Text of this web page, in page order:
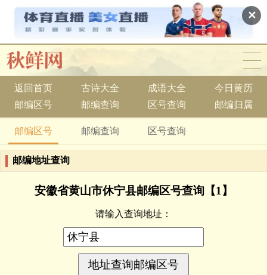
✕
返回首页 古诗大全 成语大全
今日黄历
邮编区号
邮编查询 区号查询 邮编归属
邮编区号 邮编查询 区号查询
邮编地址查询
安徽省黄山市休宁县邮编区号查询【1】
请输入查询地址：